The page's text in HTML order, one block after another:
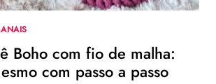
Boho com fio de malha:
com passo a passo